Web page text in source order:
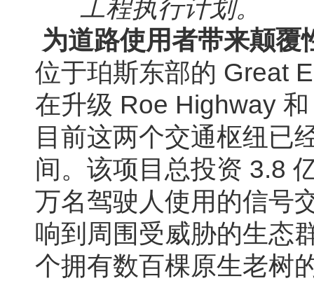
工程执行计划。
为道路使用者带来颠覆
位于珀斯东部的 Great
在升级 Roe Highway
目前这两个交通枢纽已
间。该项目总投资 3.8
万名驾驶人使用的信号
响到周围受威胁的生态
个拥有数百棵原生老树